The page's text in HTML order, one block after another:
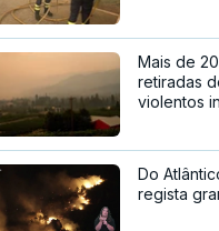
Mais de
retiradas
violentos
Do
regista